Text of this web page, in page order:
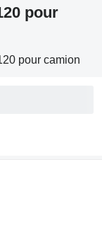
pour
pour camion